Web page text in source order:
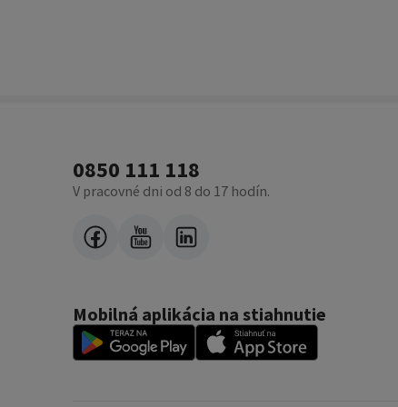
0850 111 118
V pracovné dni od 8 do 17 hodín.
Mobilná aplikácia na stiahnutie